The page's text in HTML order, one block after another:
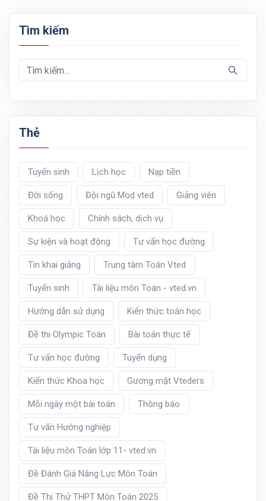
Tìm kiếm
Thẻ
Tuyển sinh Lịch học Nạp tiền
Đời sống Đội ngũ Mod vted Giảng viên
Khoá học Chính sách, dịch vụ
Sự kiện và hoạt động Tư vấn học đường
Tin khai giảng Trung tâm Toán Vted
Tuyển sinh Tài liệu môn Toán - vted.vn
Hướng dẫn sử dụng Kiến thức toán học
Đề thi Olympic Toán Bài toán thực tế
Tư vấn học đường Tuyển dụng
Kiến thức Khoa học Gương mặt Vteders
Mỗi ngày một bài toán Thông báo
Tư vấn Hướng nghiệp
Tài liệu môn Toán lớp 11- vted.vn
Đề Đánh Giá Năng Lực Môn Toán
Đề Thi Thử THPT Môn Toán 2025